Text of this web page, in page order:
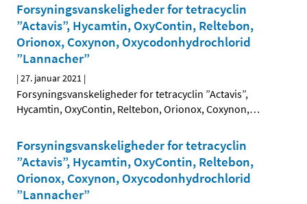
Forsyningsvanskeligheder for tetracyclin
”Actavis”, Hycamtin, OxyContin, Reltebon,
Orionox, Coxynon, Oxycodonhydrochlorid
”Lannacher”
|27. januar 2021 |
Forsyningsvanskeligheder for tetracyclin ”Actavis”,
Hycamtin, OxyContin, Reltebon, Orionox, Coxynon,…
Forsyningsvanskeligheder for tetracyclin
”Actavis”, Hycamtin, OxyContin, Reltebon,
Orionox, Coxynon, Oxycodonhydrochlorid
”Lannacher”